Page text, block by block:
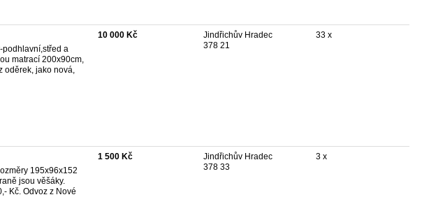
podhlavní,střed a
matrací 200x90cm,
oděrek, jako nová,
10 000 Kč
Jindřichův Hradec
378 21
33 x
195x96x152
jsou věšáky.
Kč. Odvoz z Nové
1 500 Kč
Jindřichův Hradec
378 33
3 x